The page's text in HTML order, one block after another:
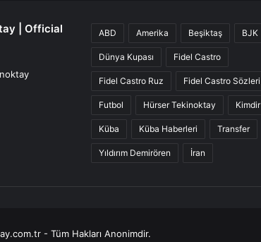
| Official ABD Amerika Beşiktaş BJK
Dünya Kupası Fidel Castro
Fidel Castro Ruz Fidel Castro Sözleri
Futbol Hürser Tekinoktay Kimdir
Küba Küba Haberleri Transfer
Yıldırım Demirören İran
- Tüm Hakları Anonimdir.